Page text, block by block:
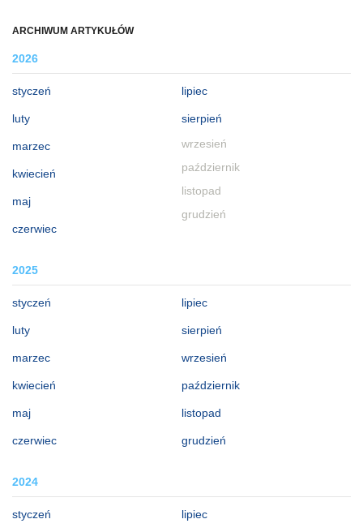
ARCHIWUM ARTYKUŁÓW
2026
styczeń
luty
marzec
kwiecień
maj
czerwiec
lipiec
sierpień
wrzesień
październik
listopad
grudzień
2025
styczeń
luty
marzec
kwiecień
maj
czerwiec
lipiec
sierpień
wrzesień
październik
listopad
grudzień
2024
styczeń lipiec